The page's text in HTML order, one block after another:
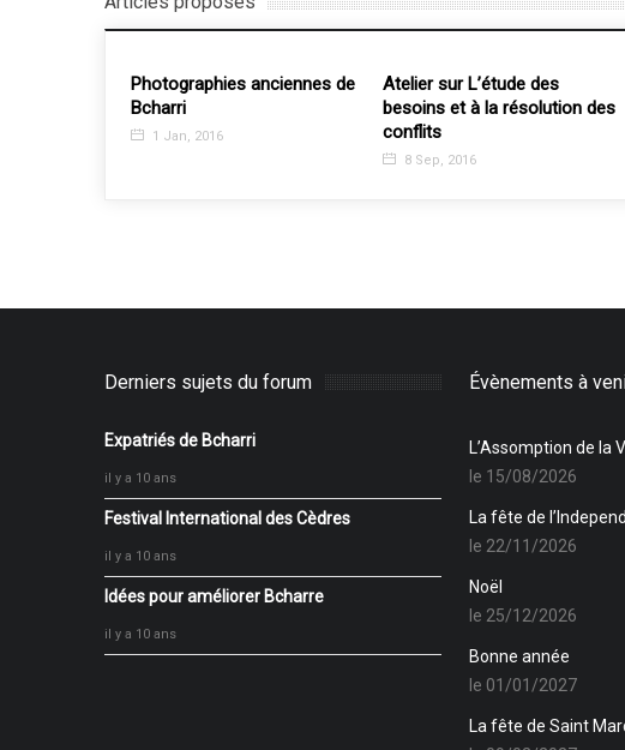
Photographies anciennes de
Bcharri
1 Jan, 2016
Atelier sur L’étude des
besoins et à la résolution des
conflits
8 Sep, 2016
Derniers sujets du forum
Expatriés de Bcharri
il y a 10 ans
Festival International des Cèdres
il y a 10 ans
Idées pour améliorer Bcharre
il y a 10 ans
Évènements à
L’Assomption de la
le 15/08/2026
La fête de
le 22/11/2026
Noël
le 25/12/2026
Bonne année
le 01/01/2027
La fête de Saint